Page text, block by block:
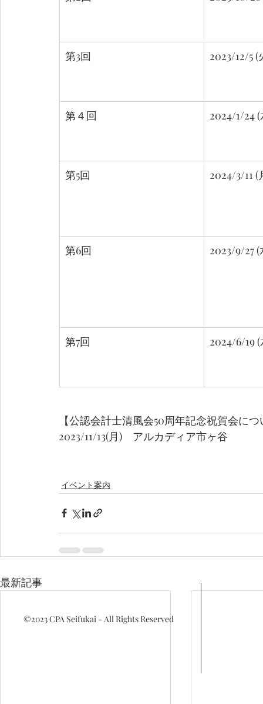
第3回 2023/12/5 (
第４回 2024/1/24 (
第5回 2024/3/11 (
第6回 2023/9/27 (
第7回 2024/6/19 (
【公認会計士清風会50周年記念祝賀会に
2023/11/13(月)　アルカディア市ヶ谷
イベント案内
最新記事
©2023CPA Seifukai - All Rights Reserved